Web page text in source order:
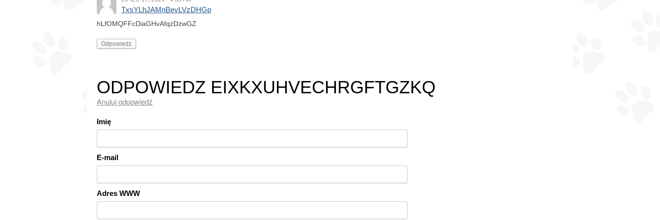
TxsYLhJAMnBevLVzDHGp
hLfOMQFFcDiaGHvAfqzDzwGZ
Odpowiedz
ODPOWIEDZ EIXKXUHVECHRGFTGZKQ
Anuluj odpowiedź
Imię
E-mail
Adres WWW